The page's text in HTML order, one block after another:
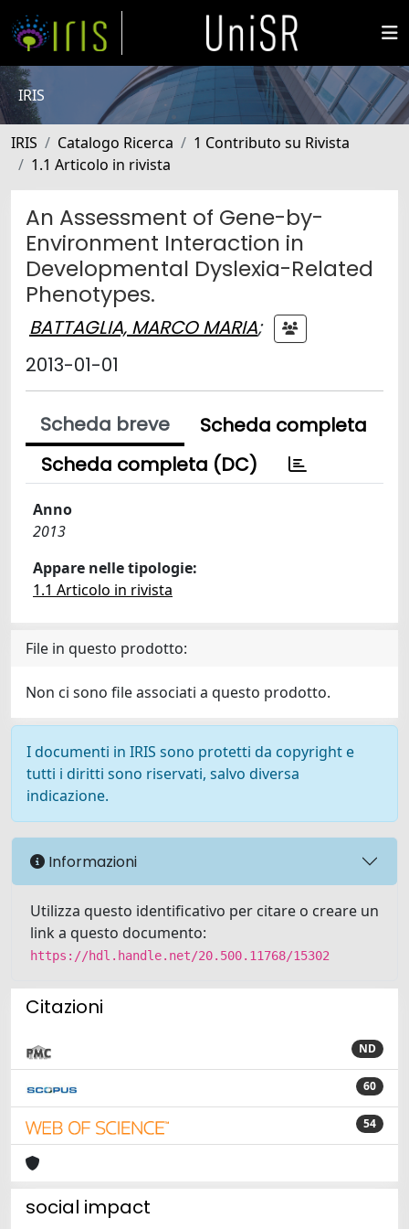
IRIS
IRIS Catalogo Ricerca
1 Contributo su Rivista
1.1 Articolo in rivista
An Assessment of Gene-by-
Environment Interaction in
Developmental Dyslexia-Related
Phenotypes.
BATTAGLIA, MARCO MARIA;
2013-01-01
Scheda breve
Scheda completa
Scheda completa (DC)
Anno
2013
Appare nelle tipologie:
1.1 Articolo in rivista
File in questo prodotto:
Non ci sono file associati a questo prodotto.
I documenti in IRIS sono protetti da copyright e
tutti i diritti sono riservati, salvo diversa
indicazione.
Informazioni
Utilizza questo identificativo per citare o creare un
link a questo documento:
https://hdl.handle.net/20.500.11768/15302
Citazioni
ND
60
54
social impact